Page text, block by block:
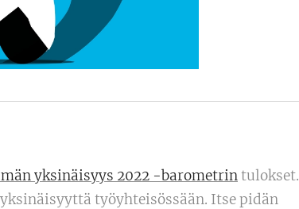
yksinäisyys 2022 -barometrintulokset.
työyhteisössään. Itse pidän